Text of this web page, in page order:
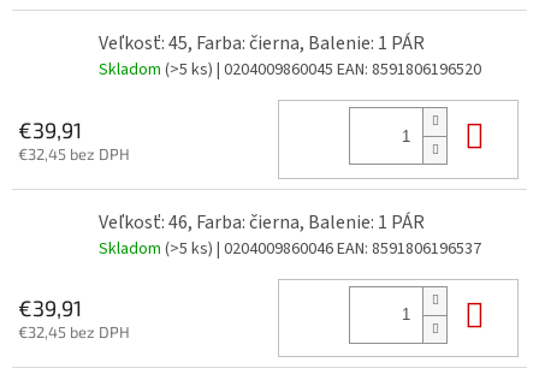
Veľkosť: 45, Farba: čierna, Balenie: 1 PÁR
Skladom (>5 ks) | 0204009860045 EAN: 8591806196520
€39,91
€32,45 bez DPH
Veľkosť: 46, Farba: čierna, Balenie: 1 PÁR
Skladom (>5 ks) | 0204009860046EAN: 8591806196537
€39,91
€32,45 bez DPH